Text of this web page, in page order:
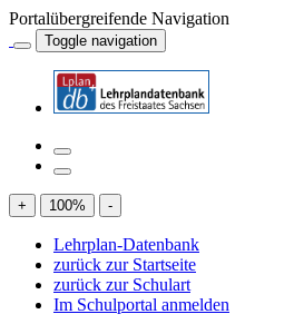
Portalübergreifende Navigation
Toggle navigation
+ 100% -
Lehrplan-Datenbank
zurück zur Startseite
zurück zur Schulart
Im Schulportal anmelden